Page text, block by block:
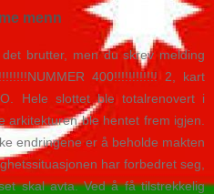
menn
brutter, men du skrev melding
400!!!!!!!!!!!! 2, kart
Hele slottet ble totalrenovert i
arkitekturen ble hentet frem igjen.
endringene er å beholde makten
har forbedret seg,
skal avta. Ved å få tilstrekkelig